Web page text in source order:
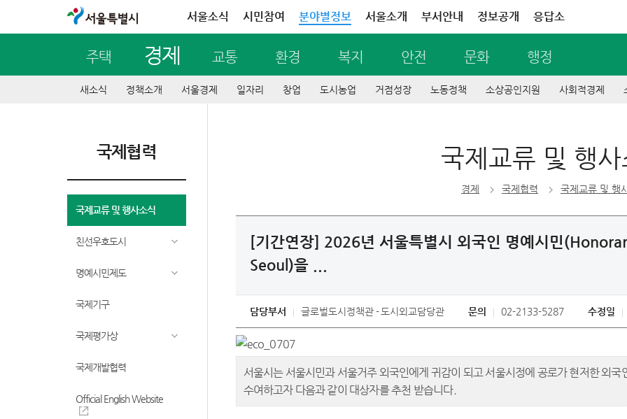
서울특별시 서울소식 시민참여 분야별정보 서울소개 부서안내 정보공개 응답소
주택 경제 교통 환경 복지 안전 문화 행정
새소식 정책소개 서울경제 일자리 창업 도시농업 거점성장 노동정책 소상공인지원 사회적경제
국제협력
국제교류 및 행사소식
친선우호도시
명예시민제도
국제기구
국제평가상
국제개발협력
Official English Website
국제교류 및 행사
경제 국제협력 국제교류 및 행
[기간연장] 2026년 서울특별시 외국인 명예시민
Seoul)을 ...
담당부서 글로벌도시정책관 도시외교담당관 문의 02-2133-5287 수정일
서울시는 서울시민과 서울거주 외국인에게 귀감이 되고 서울시정에 공로가 현저한 외
수여하고자 다음과 같이 대상자를 추천 받습니다.